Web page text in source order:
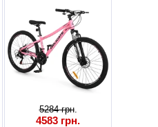
5284 грн.
4583 грн.